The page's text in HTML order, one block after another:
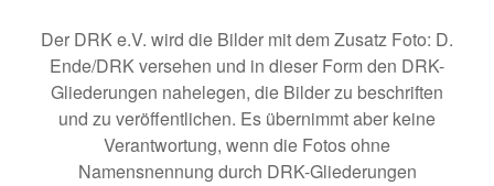
Der DRK e.V. wird die Bilder mit dem Zusatz Foto: D.
Ende/DRK versehen und in dieser Form den DRK-
Gliederungen nahelegen, die Bilder zu beschriften
und zu veröffentlichen. Es übernimmt aber keine
Verantwortung, wenn die Fotos ohne
Namensnennung durch DRK-Gliederungen